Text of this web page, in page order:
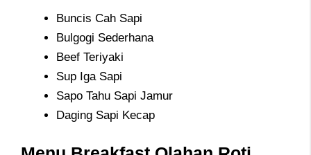
Buncis Cah Sapi
Bulgogi Sederhana
Beef Teriyaki
Sup Iga Sapi
Sapo Tahu Sapi Jamur
Daging Sapi Kecap